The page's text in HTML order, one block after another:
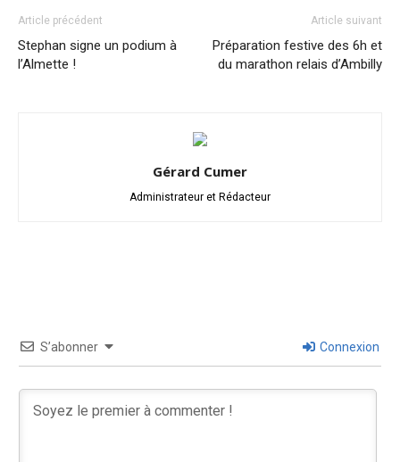
Article précédent
Stephan signe un podium à
l’Almette !
Article suivant
Préparation festive des 6h et
du marathon relais d’Ambilly
Gérard Cumer
Administrateur et Rédacteur
S’abonner Connexion